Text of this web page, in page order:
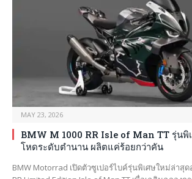
MAY 23, 2026
BMW M 1000 RR Isle of Man TT รุ่นพิ
โหดระดับตำนาน ผลิตแค่ร้อยกว่าคัน
BMW Motorrad เปิดตัวซูเปอร์ไบค์รุ่นพิเศษใหม่ล่าสุด